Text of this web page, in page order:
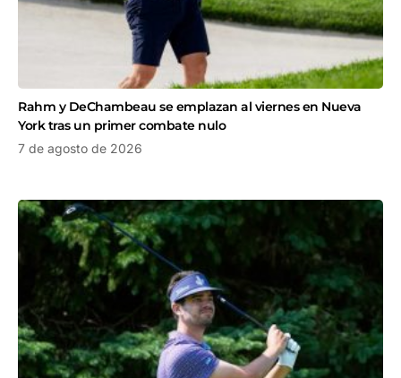
Rahm y DeChambeau se emplazan al viernes en Nueva
York tras un primer combate nulo
7 de agosto de 2026